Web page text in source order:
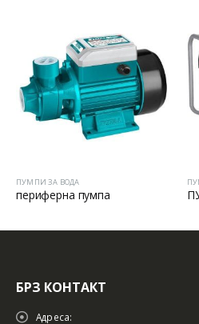
ПУМПИ ЗА ВОДА
ПУМПА ЗА ВОДА НА БЕНЗИН 2”
БРЗ КОНТАКТ
Адреса: